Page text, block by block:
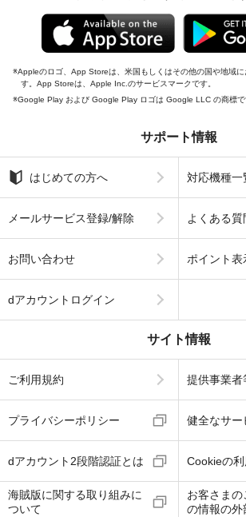
Appleのロゴ、App Storeは、米国もしくはその他の国や地域
す。App Storeは、Apple Inc.のサービスマークです。
Google Play および Google Play ロゴは Google LLC の商標で
サポート情報
はじめての方へ 対応機種一
メールサービス登録/解除 よくある質
お問い合わせ ポイント表
dアカウントログイン
サイト情報
ご利用規約 提供事業者
プライバシーポリシー 健全なサー
dアカウント2段階認証とは Cookieの
海賊版に関する取り組みに
ついて
お客さまの
の情報の外